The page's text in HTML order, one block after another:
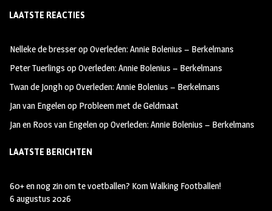
b
oo
k
ag
m
tt
LAATSTE REACTIES
Nelleke de bresseropOverleden: Annie Bolenius – Berkelmans
Peter Tuerlings opOverleden: Annie Bolenius – Berkelmans
Twan de JonghopOverleden: Annie Bolenius – Berkelmans
Jan van Engelenop Probleem met de Geldmaat
Jan en Roos van EngelenopOverleden: Annie Bolenius – Berkelmans
LAATSTE BERICHTEN
60+ en nog zin om te voetballen? Kom Walking Footballen!
6 augustus 2026